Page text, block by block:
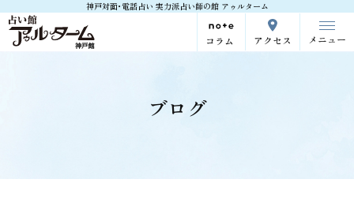
神戸対面･電話占い 実力派占い師の館 アゥルターム
コラム アクセス メニュー
ブログ